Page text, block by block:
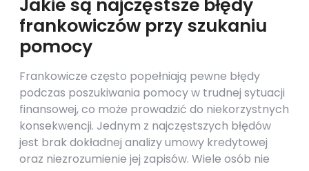
Jakie są najczęstsze błędy
frankowiczów przy szukaniu
pomocy
Frankowicze często popełniają pewne błędy
podczas poszukiwania pomocy w trudnej sytuacji
finansowej, co może prowadzić do niekorzystnych
konsekwencji. Jednym z najczęstszych błędów
jest brak dokładnej analizy umowy kredytowej
oraz niezrozumienie jej zapisów. Wiele osób nie